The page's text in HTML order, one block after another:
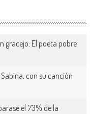
gracejo: El poeta pobre
con su canción
el 73% de la